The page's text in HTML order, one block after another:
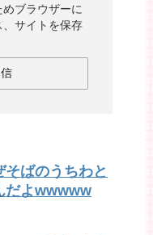
ブラウザーに
、サイトを保存
そばのうちわと
だよwwwww